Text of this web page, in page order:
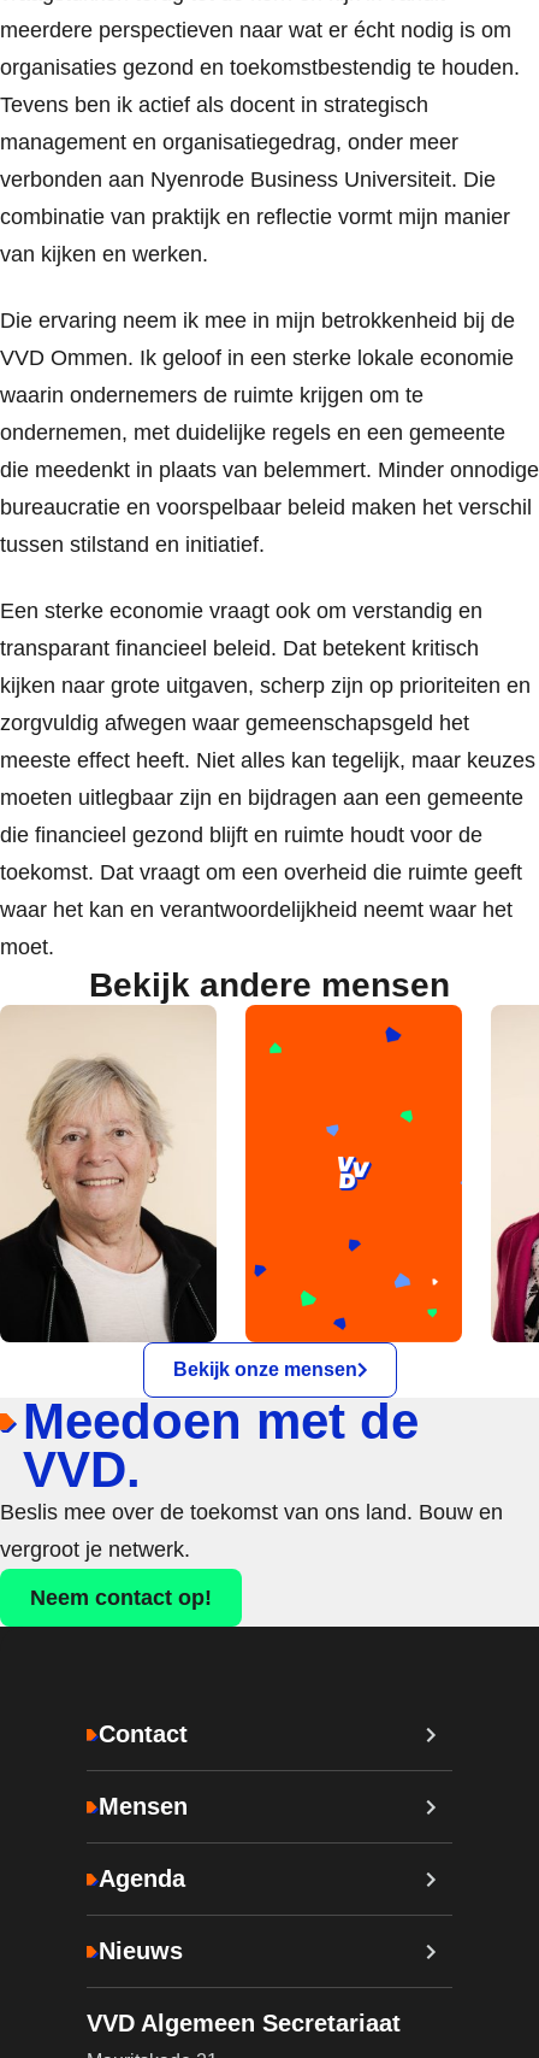
meerdere perspectieven naar wat er écht nodig is om
organisaties gezond en toekomstbestendig te houden.
Tevens ben ik actief als docent in strategisch
management en organisatiegedrag, onder meer
verbonden aan Nyenrode Business Universiteit. Die
combinatie van praktijk en reflectie vormt mijn manier
van kijken en werken.
Die ervaring neem ik mee in mijn betrokkenheid bij de
VVD Ommen. Ik geloof in een sterke lokale economie
waarin ondernemers de ruimte krijgen om te
ondernemen, met duidelijke regels en een gemeente
die meedenkt in plaats van belemmert. Minder onnodige
bureaucratie en voorspelbaar beleid maken het verschil
tussen stilstand en initiatief.
Een sterke economie vraagt ook om verstandig en
transparant financieel beleid. Dat betekent kritisch
kijken naar grote uitgaven, scherp zijn op prioriteiten en
zorgvuldig afwegen waar gemeenschapsgeld het
meeste effect heeft. Niet alles kan tegelijk, maar keuzes
moeten uitlegbaar zijn en bijdragen aan een gemeente
die financieel gezond blijft en ruimte houdt voor de
toekomst. Dat vraagt om een overheid die ruimte geeft
waar het kan en verantwoordelijkheid neemt waar het
moet.
Bekijk andere mensen
Bekijk onze mensen
Meedoen met de
VVD.
Beslis mee over de toekomst van ons land. Bouw en
vergroot je netwerk.
Neem contact op!
Contact
Mensen
Agenda
Nieuws
VVD Algemeen Secretariaat